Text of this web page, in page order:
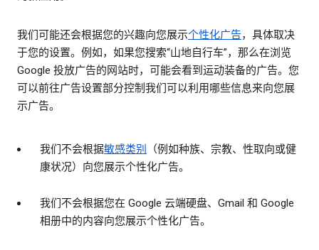
我们可能还会根据您的兴趣向您展示个性化广告，具体取决
于您的设置。例如，如果您搜索“山地自行车”，那么在浏览
Google 投放广告的网站时，可能会看到运动装备的广告。您
可以前往广告设置部分控制我们可以利用哪些信息来向您展
示广告。
我们不会根据敏感类别
（例如种族、宗教、性取向或健
康状况）向您展示个性化广告。
我们不会根据您在 Google 云端硬盘、Gmail 和 Google
相册中的内容向您展示个性化广告。